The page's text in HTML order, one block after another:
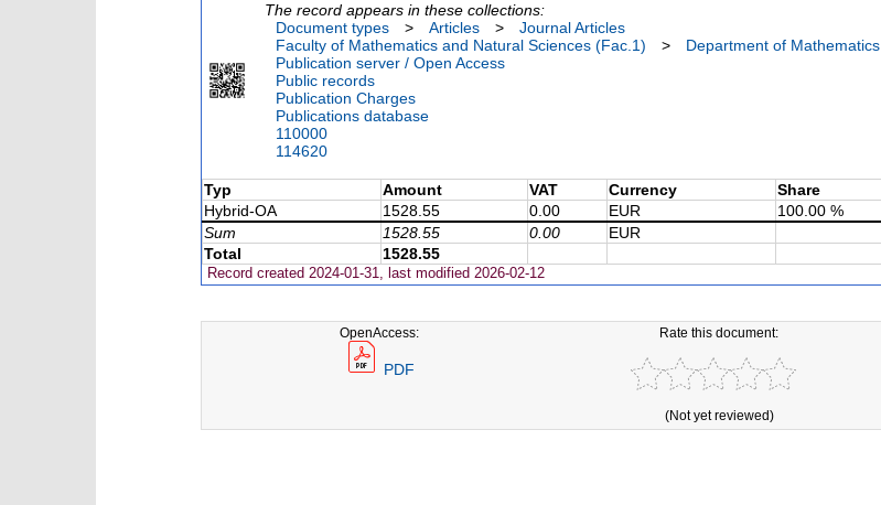
The record appears in these collections:
Document types
> Articles >
Journal Articles
Faculty of Mathematics and Natural Sciences (Fac.1)
>
Department of Mathematics
Publication server / Open Access
Public records
Publication Charges
Publications database
110000
114620
Typ Amount VAT Currency Share
Hybrid-OA
1528.55 0.00 EUR 100.00 %
Sum
1528.55 0.00
EUR
Total
1528.55
Record created 2024-01-31, last modified 2026-02-12
OpenAccess:
PDF
Rate this document:
(Not yet reviewed)